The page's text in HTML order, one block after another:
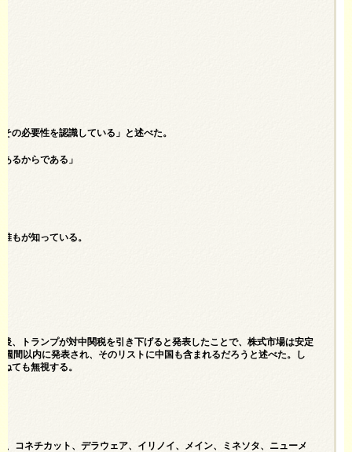
の必要性を認識している」と述べた。
るからである」
もが知っている。
、トランプが対中関税を引き下げると発表したことで、株式市場は安定
間以内に発表され、そのリストに中国も含まれるだろうと述べた。し
ても無視する。
コネチカット、デラウェア、イリノイ、メイン、ミネソタ、ニューメ